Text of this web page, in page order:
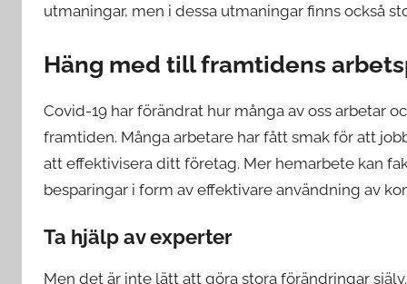
utmaningar, men i dessa utmaningar finns också
Häng med till framtidens
Covid-19 har förändrat hur många av oss arbetar
framtiden. Många arbetare har fått smak för att
att effektivisera ditt företag. Mer hemarbete kan
besparingar i form av effektivare användning av
Ta hjälp av experter
Men det är inte lätt att göra stora förändringar